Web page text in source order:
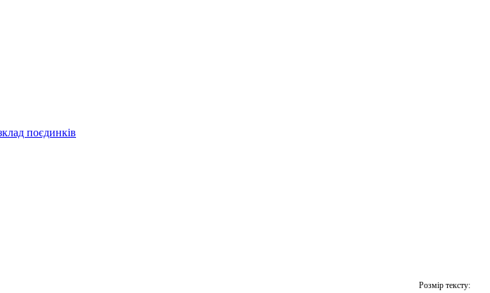
поєдинків
Розмір тексту: